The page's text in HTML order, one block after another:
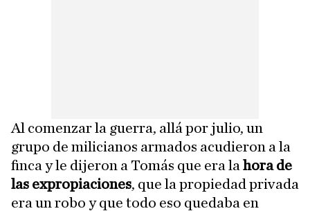
Al comenzar la guerra, allá por julio, un
grupo de milicianos armados acudieron a la
finca y le dijeron a Tomás que era la hora de
las expropiaciones, que la propiedad privada
era un robo y que todo eso quedaba en